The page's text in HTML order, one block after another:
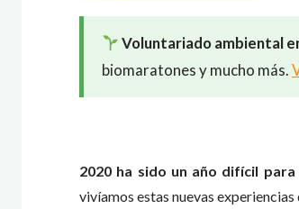
Voluntariado ambiental
biomaratones y mucho más.
2020 ha sido un año difícil
vivíamos estas nuevas